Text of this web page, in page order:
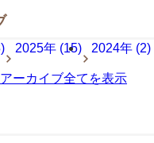
2025年 (15) 2024年 (2)
アーカイブ全てを表示